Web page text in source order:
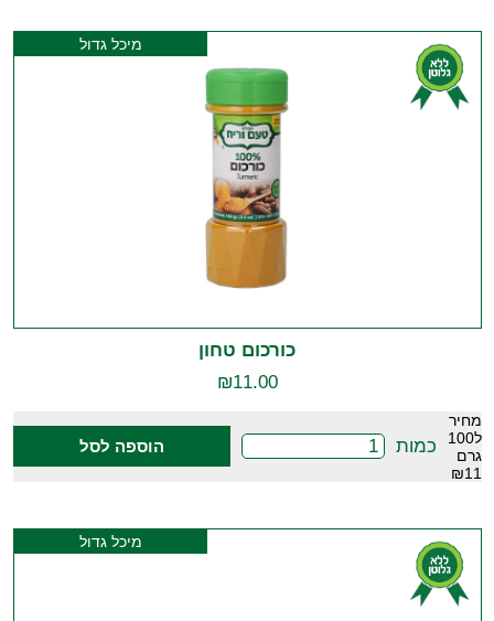
מיכל גדול
כורכום טחון
₪11.00
מחיר
ל100
גרם
₪11
כמות הוספה לסל
מיכל גדול